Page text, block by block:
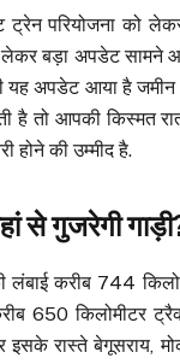
परियोजना को
बड़ा अपडेट सामने
यह अपडेट आया है जमीन
है तो आपकी किस्मत
होने की उम्मीद है.
गुजरेगी
लंबाई करीब 744
650 किलोमीटर
रास्ते बेगूसराय,